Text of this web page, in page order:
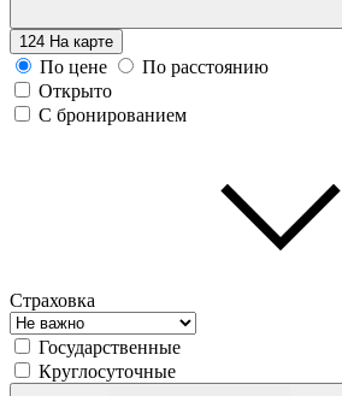
124 На карте
По цене
По расстоянию
Открыто
С бронированием
Страховка
Государственные
Круглосуточные